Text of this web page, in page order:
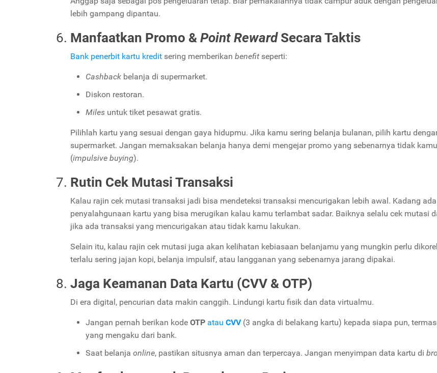
lebih gampang dipantau.
Manfaatkan Promo & Point RewardSecara Taktis
Bank penerbit kartu kredit sering memberikan benefit seperti:
Cashback belanja di supermarket.
Diskon restoran.
Miles untuk tiket pesawat gratis.
Pilihlah kartu yang sesuai dengan gaya hidupmu. Jika kamu sering belanja bulanan, pilih kartu
supermarket. Jangan memaksakan belanja hanya demi mengejar promo yang sebenarnya tidak
(impulsive buying).
Rutin Cek Mutasi Transaksi
Kalau rajin cek mutasi transaksi jadi bisa mendeteksi transaksi mencurigakan lebih awal. Kadang
penyalahgunaan kartu yang bisa merugikan kalau kamu terlambat sadar. Baiknya selalu cek mutasi
jika ada transaksi yang mencurigakan atau tidak kamu lakukan.
Selain itu, kalau rajin cek mutasi juga akan kelihatan kebiasaan belanjamu yang mungkin perlu
terlalu sering jajan kopi, belanja impulsif, atau langganan yang sebenarnya jarang dipakai.
Jaga Keamanan Data Kartu (CVV & OTP)
Di era digital, pencurian data makin canggih. Lindungi kartu fisik dan data virtualmu.
Jangan pernah berikan kode OTP atau CVV (3 angka di belakang kartu) kepada siapa pun,
yang mengaku dari bank.
Saat belanja online, pastikan situsnya aman dan terpercaya. Jangan menyimpan data kartu di